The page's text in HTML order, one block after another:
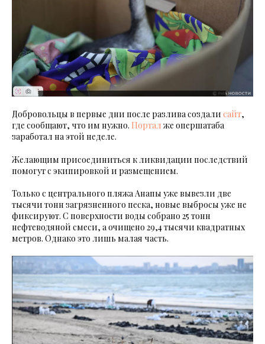
Добровольцы в первые дни после разлива создали сайт,
где сообщают, что им нужно. Портал же опершатаба
заработал на этой неделе.
Желающим присоединиться к ликвидации последствий
помогут с экипировкой и размещением.
Только с центрального пляжа Анапы уже вывезли две
тысячи тонн загрязненного песка, новые выбросы уже не
фиксируют. С поверхности воды собрано 25 тонн
нефтеводяной смеси, а очищено 29,4 тысячи квадратных
метров. Однако это лишь малая часть.